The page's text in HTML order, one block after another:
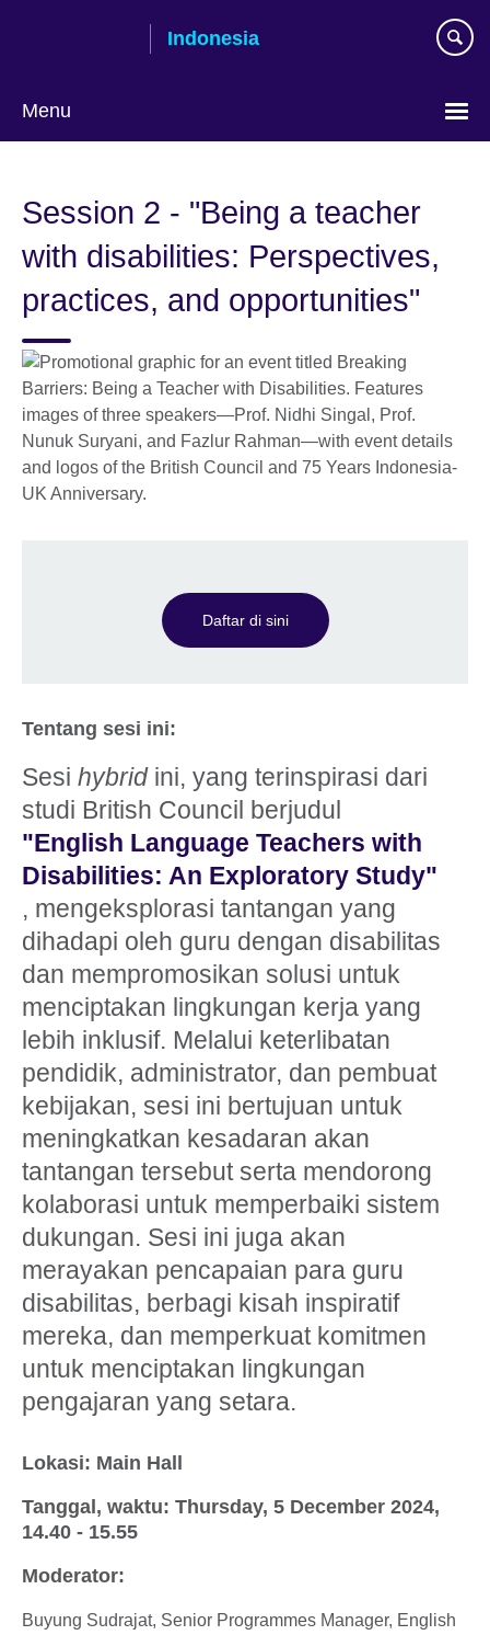
Indonesia
Menu
Session 2 - "Being a teacher
with disabilities: Perspectives,
practices, and opportunities"
Daftar di sini
Tentang sesi ini:
Sesi hybridini, yang terinspirasi dari
studi British Council berjudul
"English Language Teachers with
Disabilities: An Exploratory Study"
, mengeksplorasi tantangan yang
dihadapi oleh guru dengan disabilitas
dan mempromosikan solusi untuk
menciptakan lingkungan kerja yang
lebih inklusif. Melalui keterlibatan
pendidik, administrator, dan pembuat
kebijakan, sesi ini bertujuan untuk
meningkatkan kesadaran akan
tantangan tersebut serta mendorong
kolaborasi untuk memperbaiki sistem
dukungan. Sesi ini juga akan
merayakan pencapaian para guru
disabilitas, berbagi kisah inspiratif
mereka, dan memperkuat komitmen
untuk menciptakan lingkungan
pengajaran yang setara.
Lokasi: Main Hall
Tanggal, waktu: Thursday, 5 December 2024,
14.40 - 15.55
Moderator:
Buyung Sudrajat, Senior Programmes Manager, English